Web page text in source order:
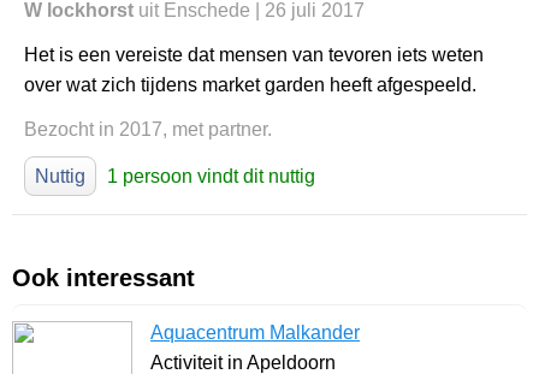
W lockhorst uit Enschede | 26 juli 2017
Het is een vereiste dat mensen van tevoren iets weten
over wat zich tijdens market garden heeft afgespeeld.
Bezocht in 2017, met partner.
Nuttig 1 persoon vindt dit nuttig
Ook interessant
Aquacentrum Malkander
Activiteit in Apeldoorn